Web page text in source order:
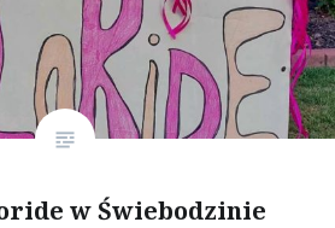
w Świebodzinie